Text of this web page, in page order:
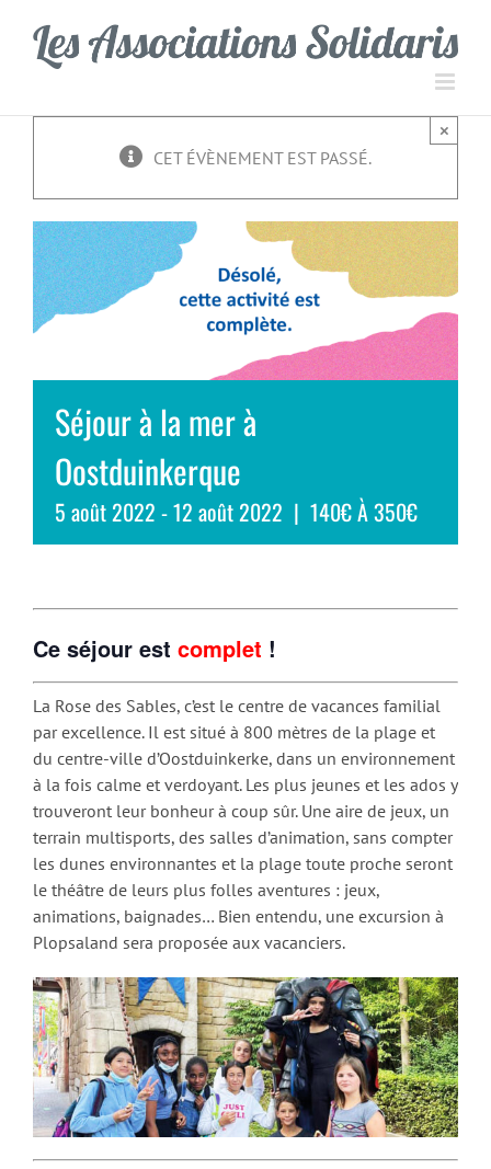
contenu
CET ÉVÈNEMENT EST PASSÉ.
×
Séjour à la mer à
Oostduinkerque
5 août 2022 -12 août 2022 | 140€ À 350€
Ce séjour est complet !
La Rose des Sables, c’est le centre de vacances familial
par excellence. Il est situé à 800 mètres de la plage et
du centre-ville d’Oostduinkerke, dans un environnement
à la fois calme et verdoyant. Les plus jeunes et les ados y
trouveront leur bonheur à coup sûr. Une aire de jeux, un
terrain multisports, des salles d’animation, sans compter
les dunes environnantes et la plage toute proche seront
le théâtre de leurs plus folles aventures : jeux,
animations, baignades… Bien entendu, une excursion à
Plopsaland sera proposée aux vacanciers.